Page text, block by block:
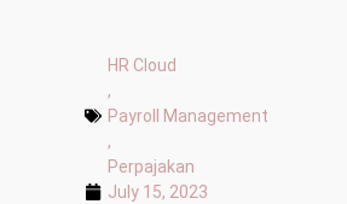
HR Cloud
,
Payroll Management
,
Perpajakan
July 15, 2023